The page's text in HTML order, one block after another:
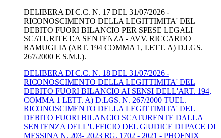
DELIBERA DI C.C. N. 17 DEL 31/07/2026 -
RICONOSCIMENTO DELLA LEGITTIMITA' DEL
DEBITO FUORI BILANCIO PER SPESE LEGALI
SCATURITE DA SENTENZA - AVV. RICCARDO
RAMUGLIA (ART. 194 COMMA 1, LETT. A) D.LGS.
267/2000 E S.M.I.).
DELIBERA DI C.C. N. 18 DEL 31/07/2026 -
RICONOSCIMENTO DELLA LEGITTIMITA' DEL
DEBITO FUORI BILANCIO AI SENSI DELL'ART. 194,
COMMA 1 LETT. A) D.LGS. N. 267/2000 TUEL.
RICONOSCIMENTO DELLA LEGITTIMITA' DEL
DEBITO FUORI BILANCIO SCATURENTE DALLA
SENTENZA DELL'UFFICIO DEL GIUDICE DI PACE DI
MESSINA N. 203- 2023 RG. 1702 - 2021 - PHOENIX